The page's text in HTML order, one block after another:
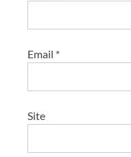
Email *
Site